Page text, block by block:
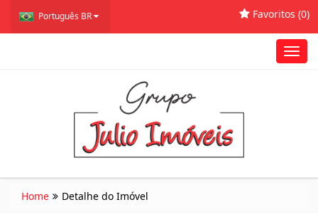
Português BR Favoritos (0)
Home Detalhe do Imóvel